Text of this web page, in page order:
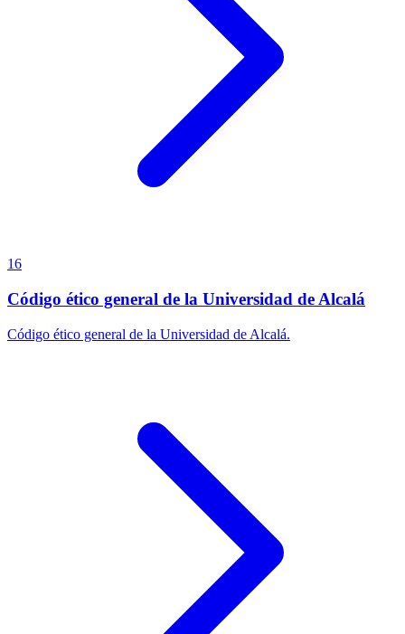
16
Código ético general de la Universidad de Alcalá
Código ético general de la Universidad de Alcalá.